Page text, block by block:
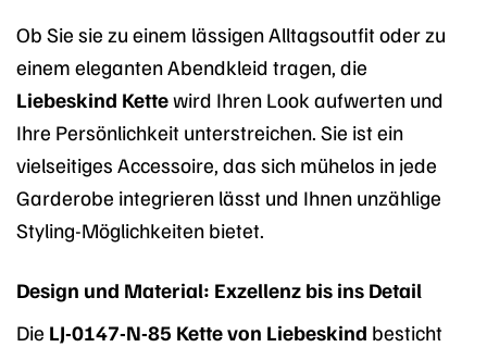
Ob Sie sie zu einem lässigen Alltagsoutfit oder zu
einem eleganten Abendkleid tragen, die
Liebeskind Kettewird Ihren Look aufwerten und
Ihre Persönlichkeit unterstreichen. Sie ist ein
vielseitiges Accessoire, das sich mühelos in jede
Garderobe integrieren lässt und Ihnen unzählige
Styling-Möglichkeiten bietet.
Design und Material: Exzellenz bis ins Detail
Die LJ-0147-N-85 Kette von Liebeskind besticht